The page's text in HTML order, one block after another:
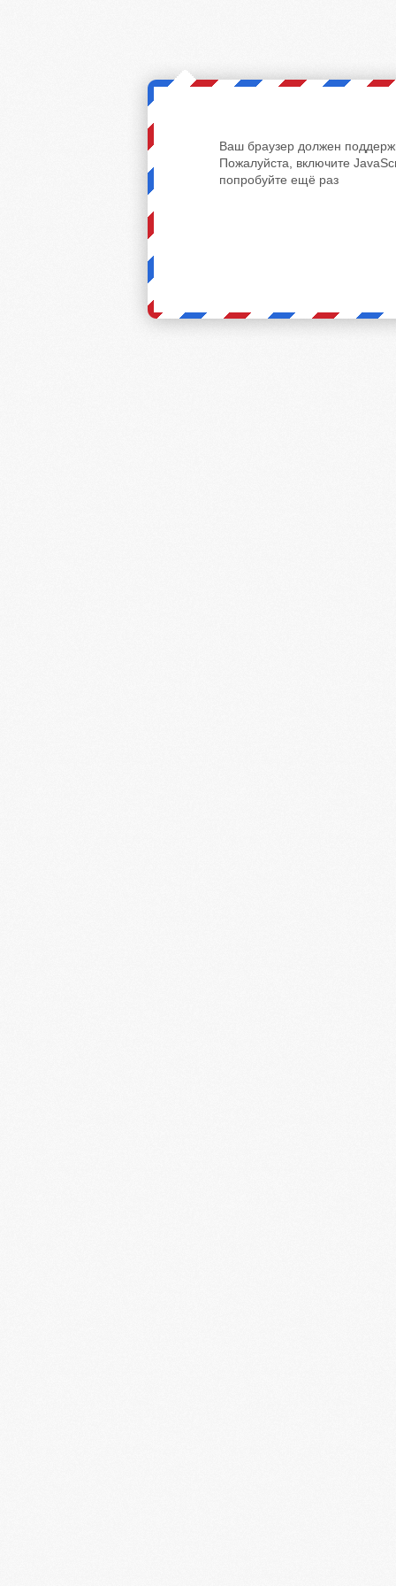
Ваш браузер должен
Пожалуйста, включите
попробуйте ещё раз